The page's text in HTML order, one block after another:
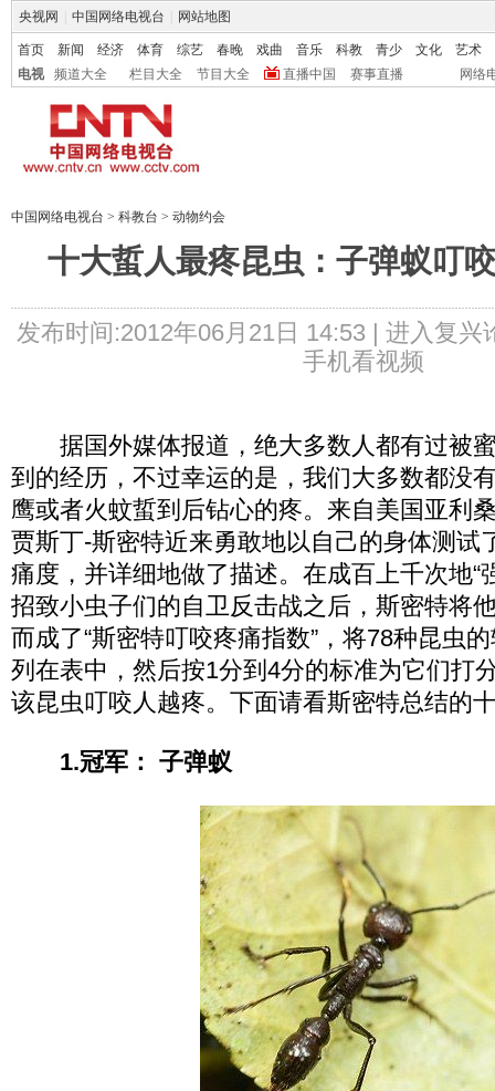
央视网 中国网络电视台 网站地图
首页 新闻 经济 体育 综艺 春晚 戏曲 音乐 科教 青少 文化
艺术
电视
频道大全 栏目大全 节目大全 直播中国 赛事直播 网络
中国网络电视台 > 科教台 > 动物约会
十大蜇人最疼昆虫：子弹蚁叮
发布时间:2012年06月21日 14:53 | 进入复兴
手机看视频
据国外媒体报道，绝大多数人都有过被
到的经历，不过幸运的是，我们大多数都没
鹰或者火蚊蜇到后钻心的疼。来自美国亚利
贾斯丁-斯密特近来勇敢地以自己的身体测试
痛度，并详细地做了描述。在成百上千次地“
招致小虫子们的自卫反击战之后，斯密特将
而成了“斯密特叮咬疼痛指数”，将78种昆虫
列在表中，然后按1分到4分的标准为它们打
该昆虫叮咬人越疼。下面请看斯密特总结的
1.冠军： 子弹蚁